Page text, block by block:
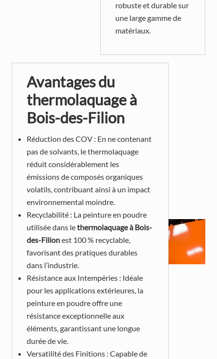
robuste et durable sur
une large gamme de
matériaux.
Avantages du
thermolaquage à
Bois-des-Filion
Réduction des COV : En ne contenant
pas de solvants, le thermolaquage
réduit considérablement les
émissions de composés organiques
volatils, contribuant ainsi à un impact
environnemental moindre.
Recyclabilité : La peinture en poudre
utilisée dans lethermolaquage à Bois-
des-Filionest 100 % recyclable,
favorisant des pratiques durables
dans l’industrie.
Résistance aux Intempéries : Idéale
pour les applications extérieures, la
peinture en poudre offre une
résistance exceptionnelle aux
éléments, garantissant une longue
durée de vie.
Versatilité des Finitions : Capable de